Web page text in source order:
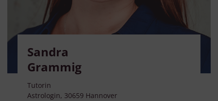
Sandra
Grammig
Tutorin
Astrologin, 30659 Hannover
Speichern von oder Zugriff auf Informationen auf einem Endgerät
Verwendung reduzierter Daten zur Auswahl von Werbeanzeigen
Erstellung von Profilen für personalisierte Werbung
Verwendung von Profilen zur Auswahl personalisierter Werbung
Erstellung von Profilen zur Personalisierung von Inhalten
Messung der Werbeleistung
Messung der Performance von Inhalten
Analyse von Zielgruppen durch Statistiken oder Kombinationen
von Daten aus verschiedenen Quellen
Entwicklung und Verbesserung der Angebote
Verwendung reduzierter Daten zur Auswahl von Inhalten